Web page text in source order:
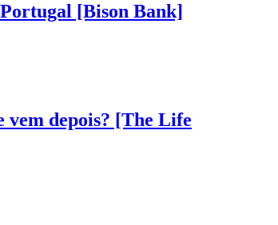
[Bison Bank]
vem depois? [The Life